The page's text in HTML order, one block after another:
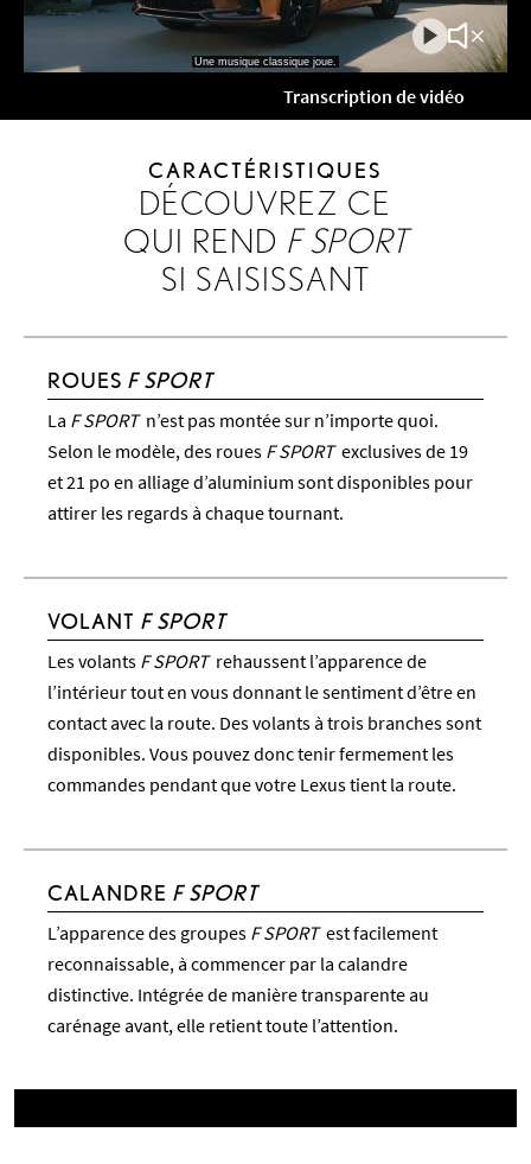
vidéo
Couper
Transcription de vidéo
CARACTÉRISTIQUES
DÉCOUVREZ CE
QUI REND F SPORT
SI SAISISSANT
ROUES F SPORT
La F SPORT n’est pas montée sur n’importe quoi.
Selon le modèle, des roues F SPORT exclusives de 19
et 21 po en alliage d’aluminium sont disponibles pour
attirer les regards à chaque tournant.
VOLANT F SPORT
Les volants F SPORT rehaussent l’apparence de
l’intérieur tout en vous donnant le sentiment d’être en
contact avec la route. Des volants à trois branches sont
disponibles. Vous pouvez donc tenir fermement les
commandes pendant que votre Lexus tient la route.
CALANDRE F SPORT
L’apparence des groupes F SPORT est facilement
reconnaissable, à commencer par la calandre
distinctive. Intégrée de manière transparente au
carénage avant, elle retient toute l’attention.